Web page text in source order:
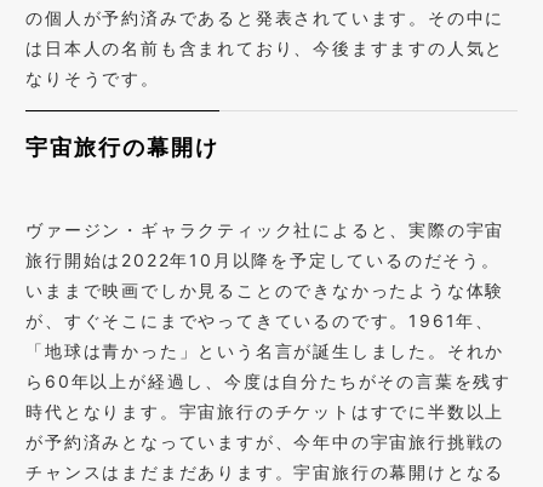
の個人が予約済みであると発表されています。その中に
は日本人の名前も含まれており、今後ますますの人気と
なりそうです。
宇宙旅行の幕開け
ヴァージン・ギャラクティック社によると、実際の宇宙
旅行開始は2022年10月以降を予定しているのだそう。
いままで映画でしか見ることのできなかったような体験
が、すぐそこにまでやってきているのです。1961年、
「地球は青かった」という名言が誕生しました。それか
ら60年以上が経過し、今度は自分たちがその言葉を残す
時代となります。宇宙旅行のチケットはすでに半数以上
が予約済みとなっていますが、今年中の宇宙旅行挑戦の
チャンスはまだまだあります。宇宙旅行の幕開けとなる